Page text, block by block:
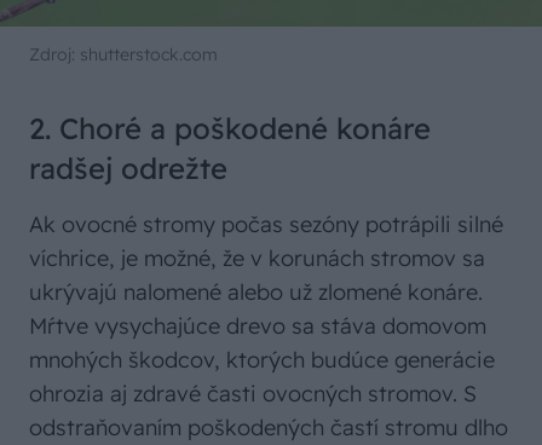
Zdroj: shutterstock.com
2. Choré a poškodené konáre
radšej odrežte
Ak ovocné stromy počas sezóny potrápili silné
víchrice, je možné, že v korunách stromov sa
ukrývajú nalomené alebo už zlomené konáre.
Mŕtve vysychajúce drevo sa stáva domovom
mnohých škodcov, ktorých budúce generácie
ohrozia aj zdravé časti ovocných stromov. S
odstraňovaním poškodených častí stromu dlho